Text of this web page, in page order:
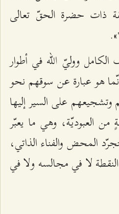
ذات حضرة الحقّ تعالى
ووليّ الله في أطوار
إنّما هو عبارة عن سوقهم نحو
وتشجيعهم على السير إليها
من العبوديّة، وهي ما يعبّر
المحض والفناء الذاتي،
لا في مجالسه ولا في